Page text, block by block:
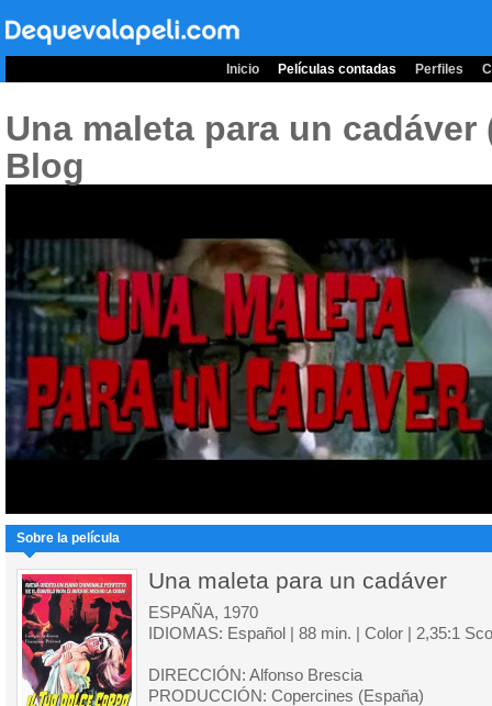
Inicio Películas contadas Perfiles
Una maleta para un cadáver
Blog
Sobre la película
Una maleta para un cadáver
ESPAÑA, 1970
IDIOMAS: Español | 88 min. | Color | 2,35:1
DIRECCIÓN: Alfonso Brescia
PRODUCCIÓN: Copercines (España)